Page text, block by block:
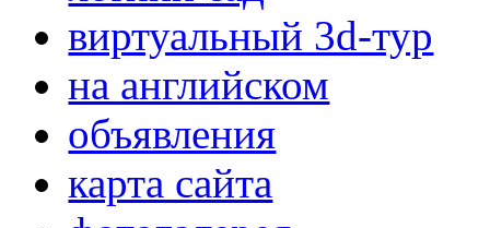
виртуальный 3d-тур
на английском
объявления
карта сайта